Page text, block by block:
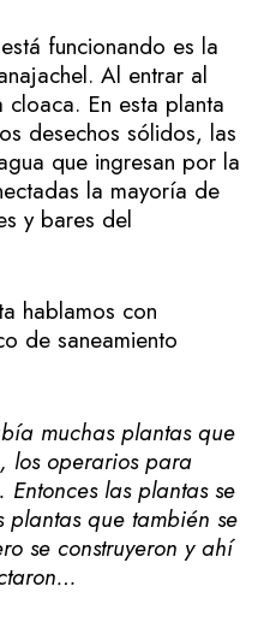
funcionando es la
Al entrar al
En esta planta
desechos sólidos, las
que ingresan por la
la mayoría de
y bares del
hablamos con
de saneamiento
muchas plantas que
los operarios para
las plantas se
que también se
se construyeron y ahí